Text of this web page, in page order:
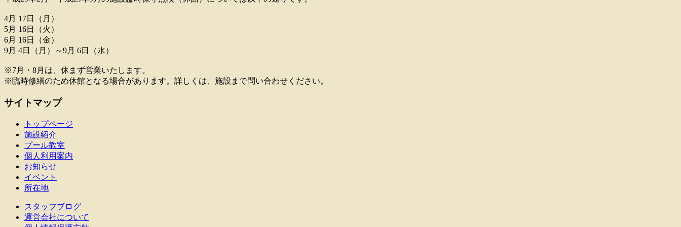
4月 17日（月）
5月 16日（火）
6月 16日（金）
9月 4日（月）～9月 6日（水）
※7月・8月は、休まず営業いたします。
※臨時修繕のため休館となる場合があります。詳しくは、施設まで問い合わせください。
サイトマップ
トップページ
施設紹介
プール教室
個人利用案内
お知らせ
イベント
所在地
スタッフブログ
運営会社について